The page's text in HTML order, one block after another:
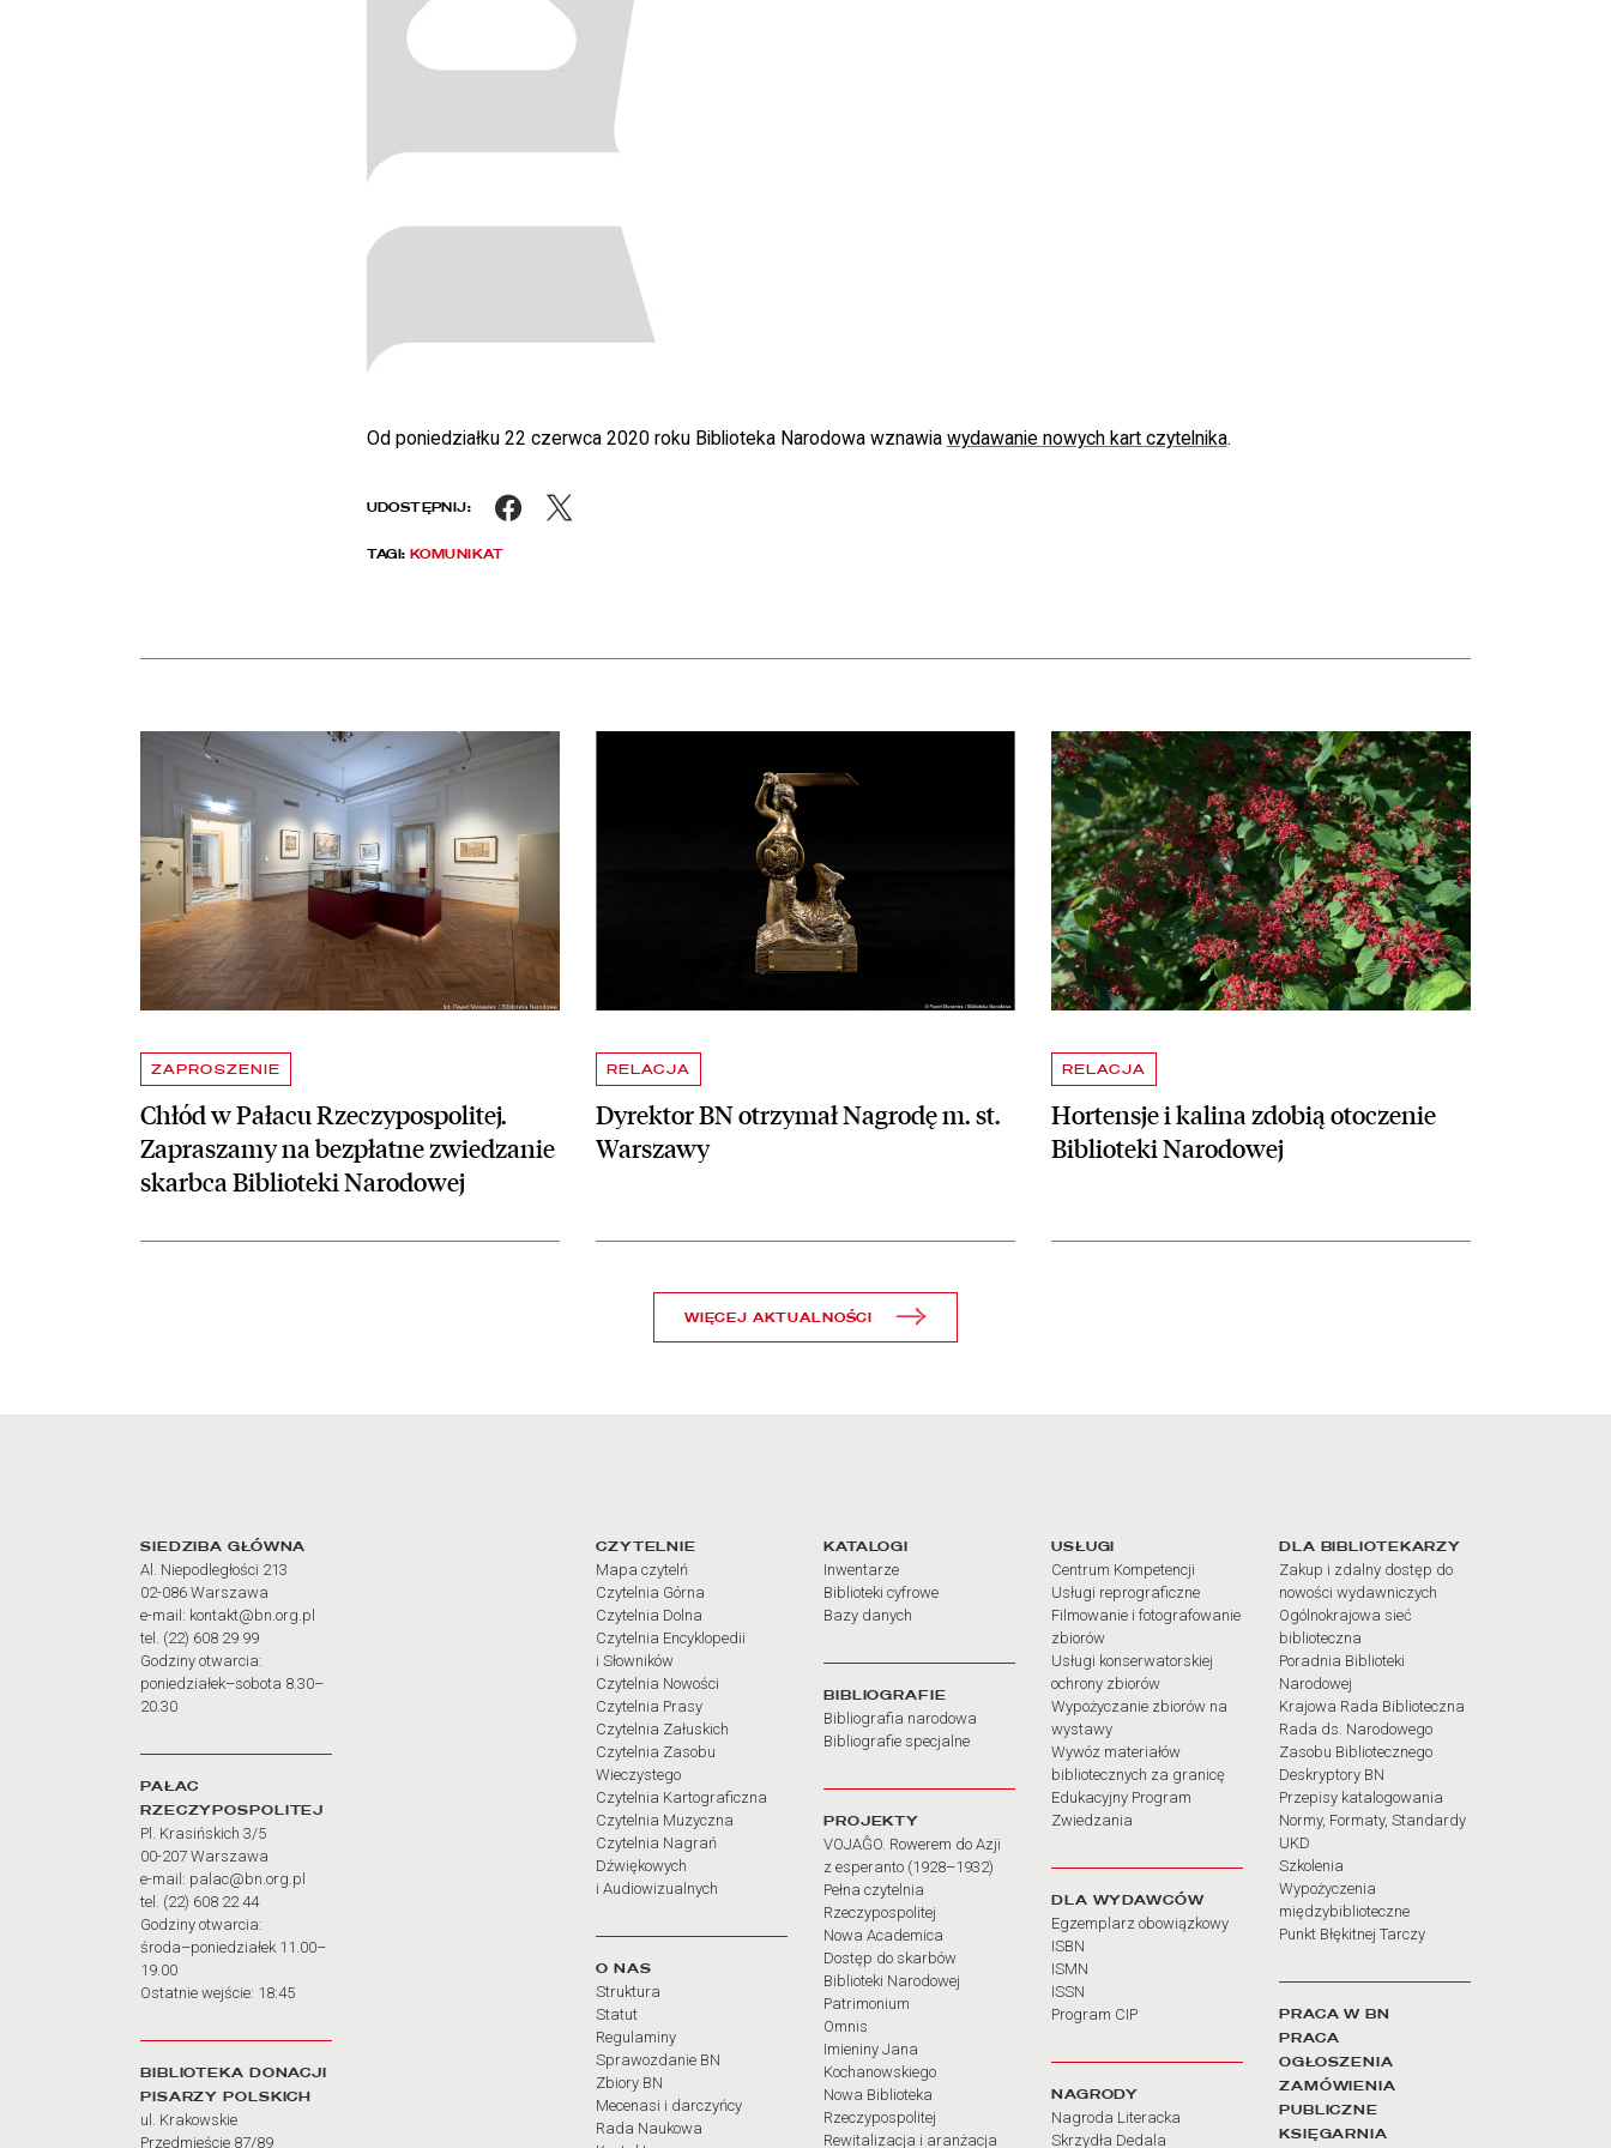
Od poniedziałku 22 czerwca 2020 roku Biblioteka Narodowa wznawia wydawanie nowych kart czytelnika.
UDOSTĘPNIJ: Facebook
TAGI:KOMUNIKAT
Aktualności
ZAPROSZENIE
Chłód w Pałacu Rzeczypospolitej.
Zapraszamy na bezpłatne zwiedzanie
skarbca Biblioteki Narodowej
czytaj więcej o Chłód w Pałacu Rzeczypospolitej. Zapraszamy na bezpłatne zwiedzanie skarbca Biblioteki Narodowej
RELACJA
Dyrektor BN otrzymał Nagrodę m. st.
Warszawy
czytaj więcej o Dyrektor BN otrzymał Nagrodę m. st. Warszawy
RELACJA
Hortensje i kalina zdobią otoczenie
Biblioteki Narodowej
czytaj więcej o Hortensje i kalina zdobią otoczenie Biblioteki Narodowej
WIĘCEJ AKTUALNOŚCI
Adres oraz godziny otwarcia
SIEDZIBA GŁÓWNA
Al. Niepodległości 213
02-086 Warszawa
e-mail: kontakt@bn.org.pl
tel. (22) 608 29 99
Godziny otwarcia:
poniedziałek–sobota 8.30–
20.30
PAŁAC
RZECZYPOSPOLITEJ
Pl. Krasińskich 3/5
00-207 Warszawa
e-mail: palac@bn.org.pl
tel. (22) 608 22 44
Godziny otwarcia:
środa–poniedziałek 11.00–
19.00
Ostatnie wejście: 18:45
BIBLIOTEKA DONACJI
PISARZY POLSKICH
ul. Krakowskie
Przedmieście 87/89
Linki do najważniejszych działów
CZYTELNIE
Mapa czytelń
Czytelnia Górna
Czytelnia Dolna
Czytelnia Encyklopedii
i Słowników
Czytelnia Nowości
Czytelnia Prasy
Czytelnia Załuskich
Czytelnia Zasobu
Wieczystego
Czytelnia Kartograficzna
Czytelnia Muzyczna
Czytelnia Nagrań
Dźwiękowych
i Audiowizualnych
O NAS
Struktura
Statut
Regulaminy
Sprawozdanie BN
Zbiory BN
Mecenasi i darczyńcy
Rada Naukowa
KATALOGI
Inwentarze
Biblioteki cyfrowe
Bazy danych
BIBLIOGRAFIE
Bibliografia narodowa
Bibliografie specjalne
PROJEKTY
VOJAĜO. Rowerem do Azji
z esperanto (1928–1932)
Pełna czytelnia
Rzeczypospolitej
Nowa Academica
Dostęp do skarbów
Biblioteki Narodowej
Patrimonium
Omnis
Imieniny Jana
Kochanowskiego
Nowa Biblioteka
Rzeczypospolitej
Rewitalizacja i aranżacja
USŁUGI
Centrum Kompetencji
Usługi reprograficzne
Filmowanie i fotografowanie
zbiorów
Usługi konserwatorskiej
ochrony zbiorów
Wypożyczanie zbiorów na
wystawy
Wywóz materiałów
bibliotecznych za granicę
Edukacyjny Program
Zwiedzania
DLA WYDAWCÓW
Egzemplarz obowiązkowy
ISBN
ISMN
ISSN
Program CIP
NAGRODY
Nagroda Literacka
Skrzydła Dedala
DLA BIBLIOTEKARZY
Zakup i zdalny dostęp do
nowości wydawniczych
Ogólnokrajowa sieć
biblioteczna
Poradnia Biblioteki
Narodowej
Krajowa Rada Biblioteczna
Rada ds. Narodowego
Zasobu Bibliotecznego
Deskryptory BN
Przepisy katalogowania
Normy, Formaty, Standardy
UKD
Szkolenia
Wypożyczenia
międzybiblioteczne
Punkt Błękitnej Tarczy
PRACA W BN
PRACA
OGŁOSZENIA
ZAMÓWIENIA
PUBLICZNE
KSIĘGARNIA